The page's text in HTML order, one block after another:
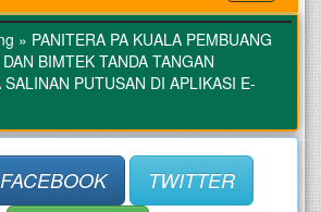
» PANITERA PA KUALA PEMBUANG
BIMTEK TANDA TANGAN
SALINAN PUTUSAN DI APLIKASI E-
FACEBOOK
TWITTER